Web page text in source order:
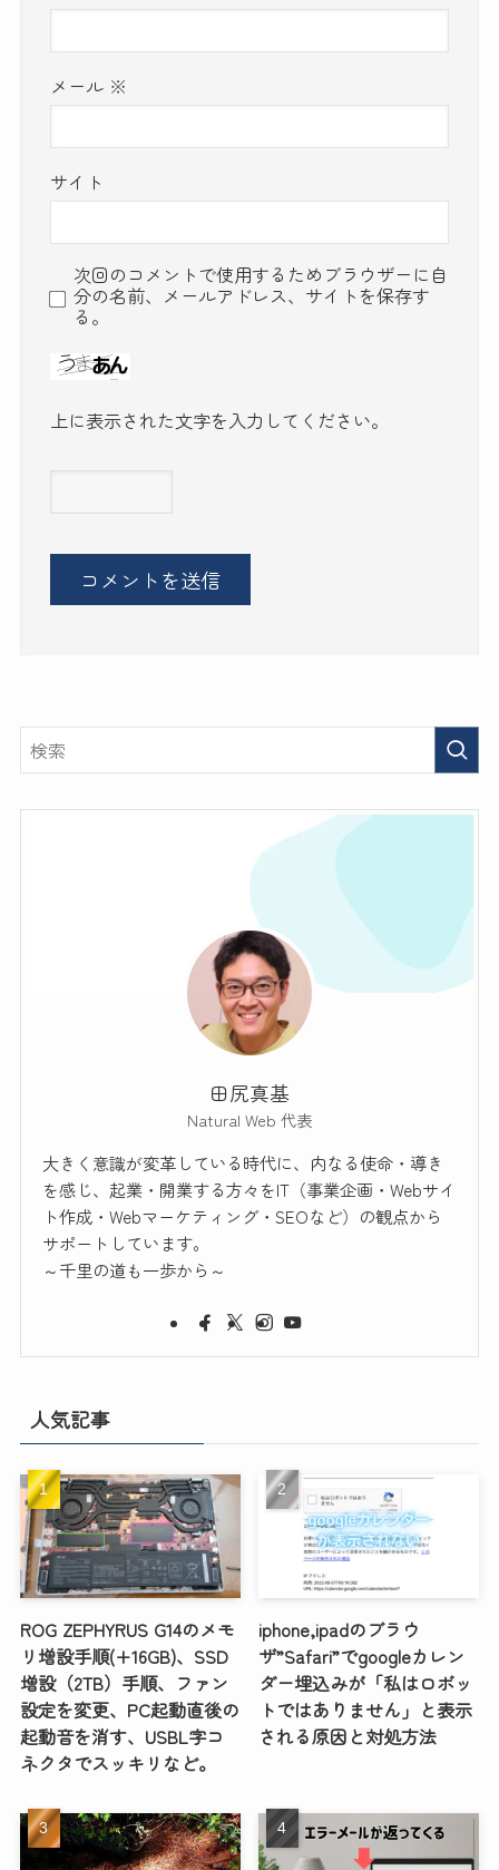
メール ※
サイト
次回のコメントで使用するためブラウザーに自
分の名前、メールアドレス、サイトを保存す
る。
上に表示された文字を入力してください。
田尻真基
Natural Web 代表
大きく意識が変革している時代に、内なる使命・導き
を感じ、起業・開業する方々をIT（事業企画・Webサイ
ト作成・Webマーケティング・SEOなど）の観点から
サポートしています。
～千里の道も一歩から～
人気記事
ROG ZEPHYRUS G14のメモ
リ増設手順(+16GB)、SSD
増設（2TB）手順、ファン
設定を変更、PC起動直後の
起動音を消す、USBL字コ
ネクタでスッキリなど。
iphone,ipadのブラウ
ザ”Safari”でgoogleカレン
ダー埋込みが「私はロボッ
トではありません」と表示
される原因と対処方法